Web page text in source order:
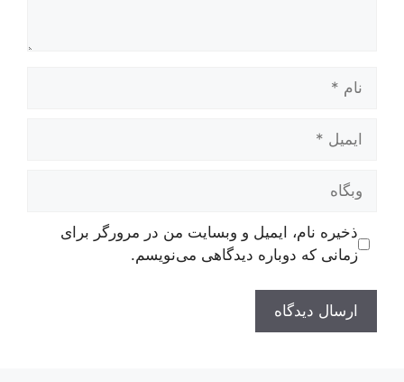
ایمیل
وبگاه
ذخیره نام، ایمیل و وبسایت من در مرورگر برای
زمانی که دوباره دیدگاهی می‌نویسم.